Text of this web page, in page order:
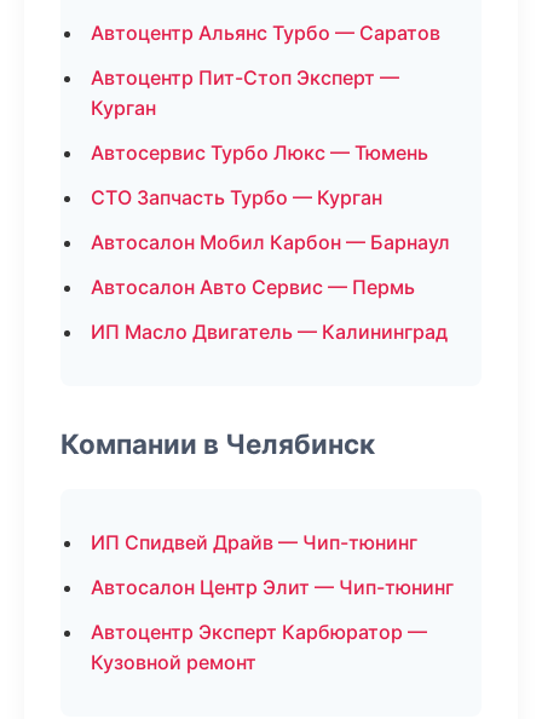
Автоцентр Альянс Турбо — Саратов
Автоцентр Пит-Стоп Эксперт —
Курган
Автосервис Турбо Люкс — Тюмень
СТО Запчасть Турбо — Курган
Автосалон Мобил Карбон — Барнаул
Автосалон Авто Сервис — Пермь
ИП Масло Двигатель — Калининград
Компании в Челябинск
ИП Спидвей Драйв — Чип-тюнинг
Автосалон Центр Элит — Чип-тюнинг
Автоцентр Эксперт Карбюратор —
Кузовной ремонт